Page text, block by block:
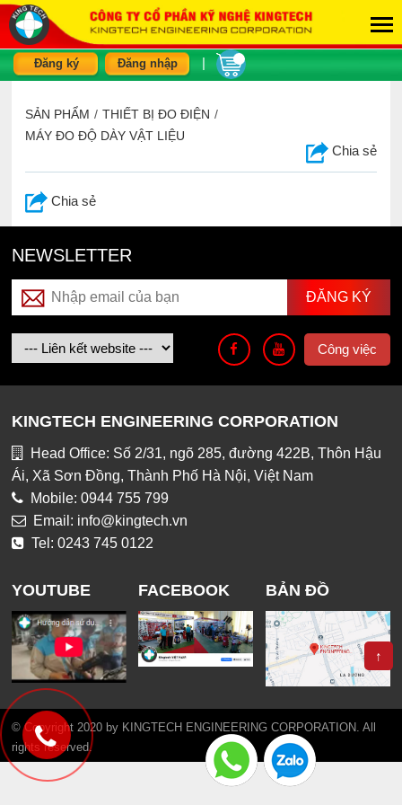
Đăng ký Đăng nhập
SẢN PHẨM / THIẾT BỊ ĐO ĐIỆN /
MÁY ĐO ĐỘ DÀY VẬT LIỆU
Chia sẻ
Chia sẻ
NEWSLETTER
Công việc
KINGTECH ENGINEERING CORPORATION
Head Office: Số 2/31, ngõ 285, đường 422B, Thôn Hậu
Ái, Xã Sơn Đồng, Thành Phố Hà Nội, Việt Nam
Mobile: 0944 755 799
Email: info@kingtech.vn
Tel: 0243 745 0122
YOUTUBE FACEBOOK BẢN ĐỒ
© Copyright 2020 by KINGTECH ENGINEERING CORPORATION. All
rights reserved.
↑